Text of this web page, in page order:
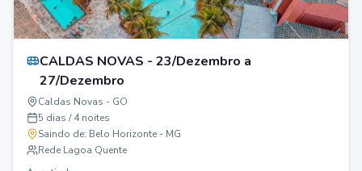
CALDAS NOVAS - 23/Dezembro a
27/Dezembro
Caldas Novas - GO
5 dias / 4 noites
Saindo de: Belo Horizonte - MG
Rede Lagoa Quente